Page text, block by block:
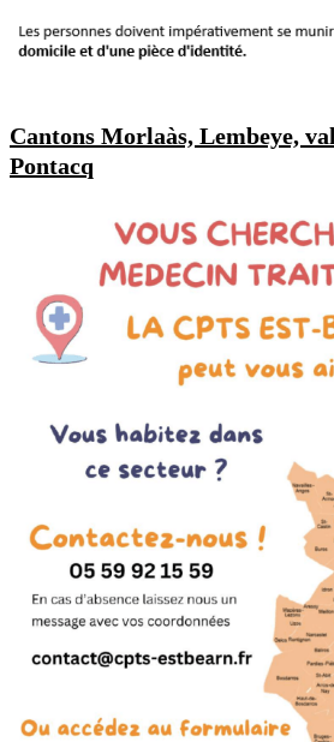
Cantons Morlaàs, Lembeye,
Pontacq